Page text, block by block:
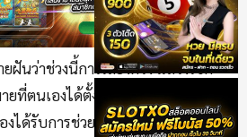
ฝันว่าช่วงนี้การเสี่ยงดวง แสวงโชค
ที่ตนเองได้ตั้งเป้าไว้ หากอยาก
งได้รับการช่วยเหลือจากญาติ